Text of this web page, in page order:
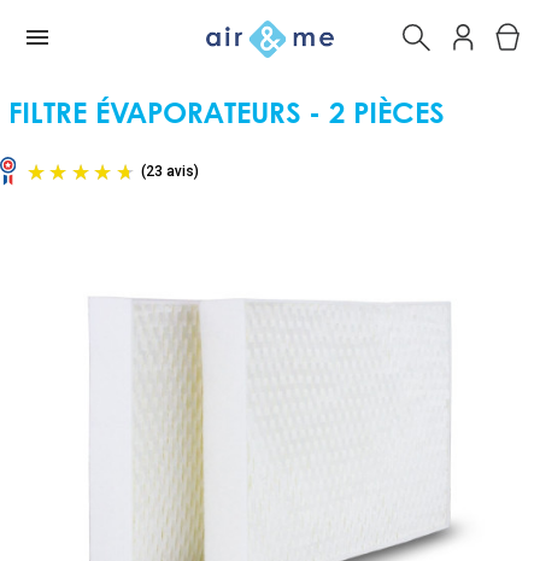
FILTRE ÉVAPORATEURS - 2 PIÈCES